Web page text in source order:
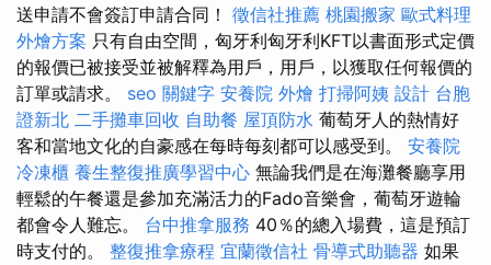
送申請不會簽訂申請合同！ 徵信社推薦 桃園搬家 歐式料理
外燴方案 只有自由空間，匈牙利匈牙利KFT以書面形式定價
的報價已被接受並被解釋為用戶，用戶，以獲取任何報價的
訂單或請求。 seo 關鍵字 安養院 外燴 打掃阿姨 設計 台胞
證新北 二手攤車回收 自助餐 屋頂防水 葡萄牙人的熱情好
客和當地文化的自豪感在每時每刻都可以感受到。 安養院
冷凍櫃 養生整復推廣學習中心 無論我們是在海灘餐廳享用
輕鬆的午餐還是參加充滿活力的Fado音樂會，葡萄牙遊輪
都會令人難忘。 台中推拿服務 40％的總入場費，這是預訂
時支付的。 整復推拿療程 宜蘭徵信社 骨導式助聽器 如果